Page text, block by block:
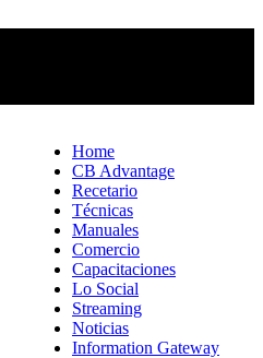
Home
CB Advantage
Recetario
Técnicas
Manuales
Comercio
Capacitaciones
Lo Social
Streaming
Noticias
Information Gateway